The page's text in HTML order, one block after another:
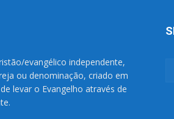
evangélico independente,
ou denominação, criado em
levar o Evangelho através de